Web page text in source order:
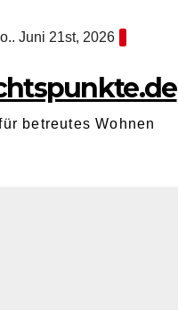
Juni 21st, 2026
betreutes Wohnen